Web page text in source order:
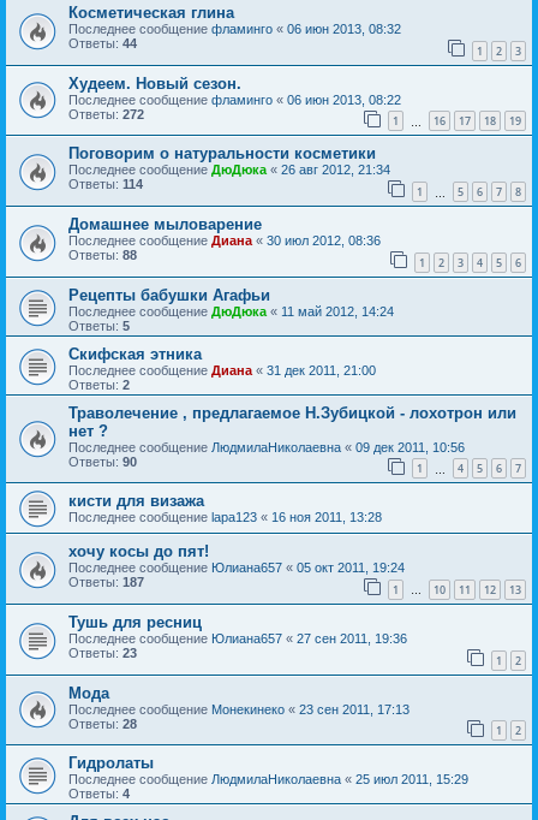
Косметическая глина
Последнее сообщение фламинго « 06 июн 2013, 08:32
Ответы: 44 1 2 3
Худеем. Новый сезон.
Последнее сообщение фламинго « 06 июн 2013, 08:22
Ответы: 272 1 16 17 18 19
Поговорим о натуральности косметики
Последнее сообщение ДюДюка« 26 авг 2012, 21:34
Ответы: 114 1 5 6 7 8
Домашнее мыловарение
Последнее сообщение Диана « 30 июл 2012, 08:36
Ответы: 88 1 2 3 4 5 6
Рецепты бабушки Агафьи
Последнее сообщение ДюДюка « 11 май 2012, 14:24
Ответы: 5
Скифская этника
Последнее сообщение Диана « 31 дек 2011, 21:00
Ответы: 2
Траволечение , предлагаемое Н.Зубицкой - лохотрон или
нет ?
Последнее сообщение ЛюдмилаНиколаевна « 09 дек 2011, 10:56
Ответы: 90 1 4 5 6 7
кисти для визажа
Последнее сообщение lapa123 « 16 ноя 2011, 13:28
хочу косы до пят!
Последнее сообщение Юлиана657 « 05 окт 2011, 19:24
Ответы: 187 1 … 10 11 12 13
Тушь для ресниц
Последнее сообщение Юлиана657 « 27 сен 2011, 19:36
Ответы: 23 1 2
Мода
Последнее сообщение Монекинеко « 23 сен 2011, 17:13
Ответы: 28 1 2
Гидролаты
Последнее сообщение ЛюдмилаНиколаевна « 25 июл 2011, 15:29
Ответы: 4